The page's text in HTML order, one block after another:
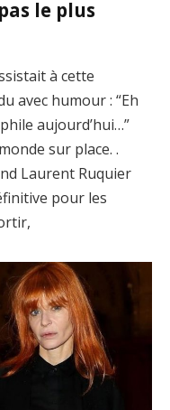
le plus
à cette
avec humour : “Eh
aujourd’hui…”
sur place. .
Laurent Ruquier
pour les